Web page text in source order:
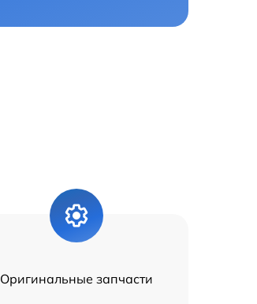
Оригинальные запчасти